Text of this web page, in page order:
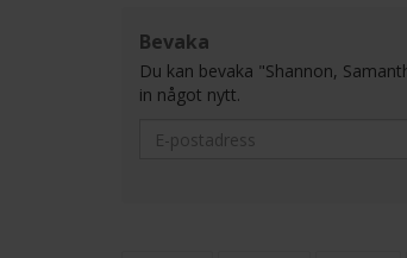
Bevaka
Du kan bevaka "Shannon,
in något nytt.